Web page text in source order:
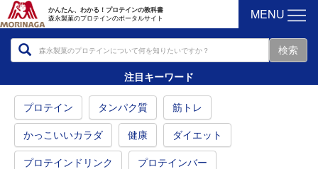
かんたん、わかる！プロテインの教科書
森永製菓のプロテインのポータルサイト
MENU
注目キーワード
プロテイン タンパク質 筋トレ
かっこいいカラダ 健康 ダイエット
プロテインドリンク プロテインバー